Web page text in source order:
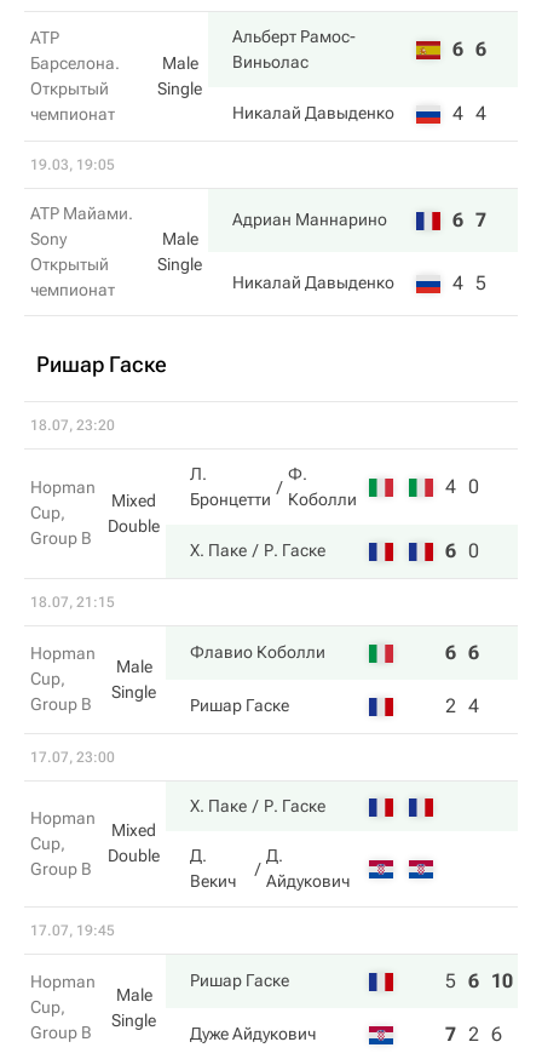
ATP
Барселона.
Открытый
чемпионат
Male
Single
Альберт Рамос-
Виньолас
6 6
Никалай Давыденко 4 4
19.03, 19:05
ATP Майами.
Sony
Открытый
чемпионат
Male
Single
Адриан Маннарино 6 7
Никалай Давыденко 4 5
Ришар Гаске
18.07, 23:20
Hopman
Cup,
Group B
Mixed
Double
Л.
Бронцетти
Ф.
Коболли
4 0
Х. Паке Р. Гаске 6 0
18.07, 21:15
Hopman
Cup,
Group B
Male
Single
Флавио Коболли 6 6
Ришар Гаске 2 4
17.07, 23:00
Hopman
Cup,
Group B
Mixed
Double
Х. Паке Р. Гаске
Д.
Векич
Д.
Айдукович
17.07, 19:45
Hopman
Cup,
Group B
Male
Single
Ришар Гаске 5 6 10
Дуже Айдукович 7 2 6